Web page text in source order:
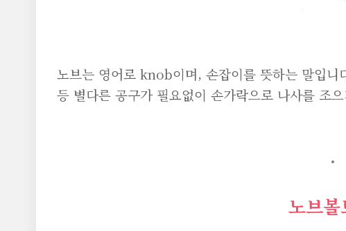
노브는 영어로 knob이며, 손잡이를 뜻하는 말입니
등 별다른 공구가 필요없이 손가락으로 나사를 조
노브